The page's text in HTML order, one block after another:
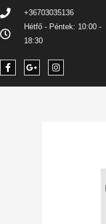
+36703035136
Hétfő - Péntek: 10:00 -
18:30